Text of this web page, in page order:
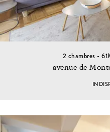
2 chambres -
avenue de